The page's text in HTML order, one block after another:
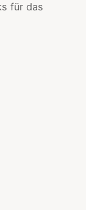
für das